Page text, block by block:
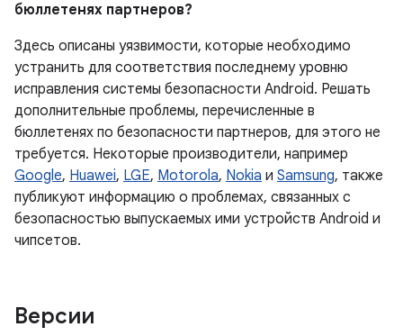
бюллетенях партнеров?
Здесь описаны уязвимости, которые необходимо
устранить для соответствия последнему уровню
исправления системы безопасности Android. Решать
дополнительные проблемы, перечисленные в
бюллетенях по безопасности партнеров, для этого не
требуется. Некоторые производители, например
Google, Huawei, LGE, Motorola, Nokia и Samsung, также
публикуют информацию о проблемах, связанных с
безопасностью выпускаемых ими устройств Android и
чипсетов.
Версии